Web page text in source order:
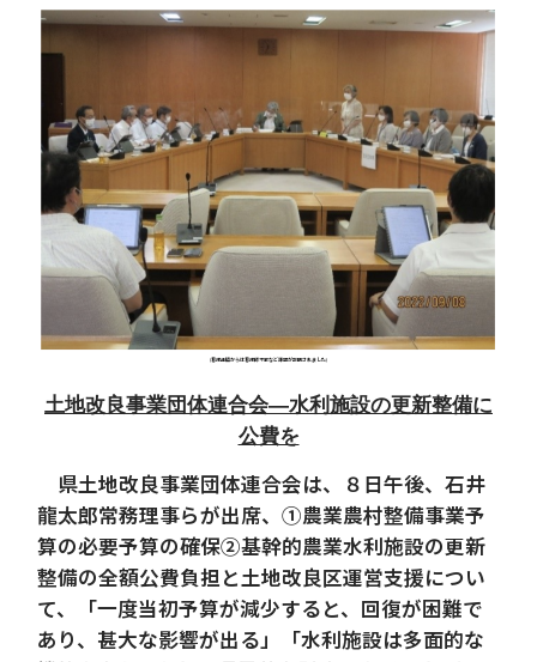
(看護連盟からは看護師不足など課題が説明されました)
土地改良事業団体連合会―水利施設の更新整備に
公費を
県土地改良事業団体連合会は、８日午後、石井
龍太郎常務理事らが出席、①農業農村整備事業予
算の必要予算の確保②基幹的農業水利施設の更新
整備の全額公費負担と土地改良区運営支援につい
て、「一度当初予算が減少すると、回復が困難で
あり、甚大な影響が出る」「水利施設は多面的な